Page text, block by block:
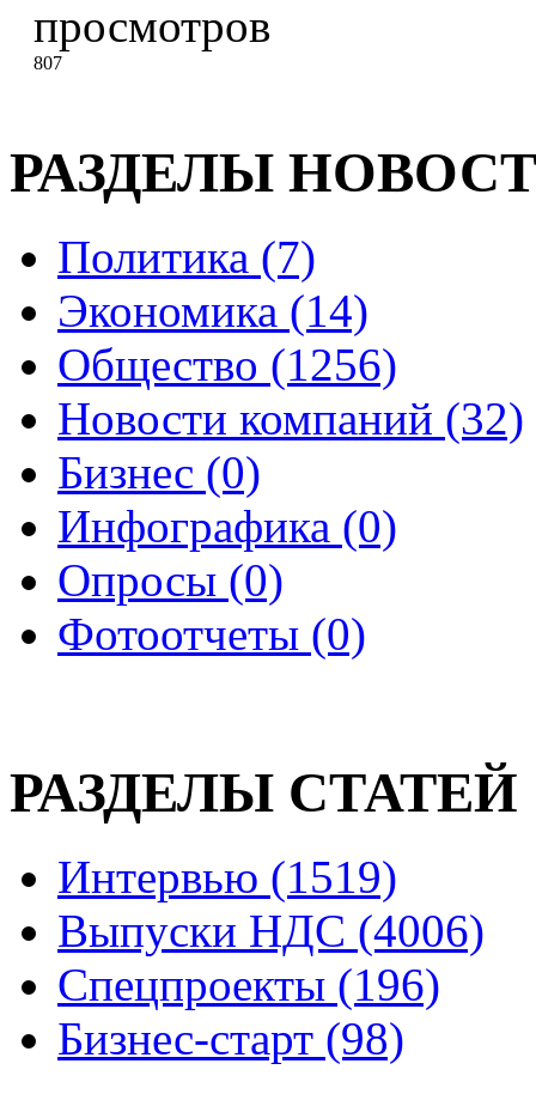
807
РАЗДЕЛЫ
Политика (7)
Экономика (14)
Общество (1256)
Новости компаний (32)
Бизнес (0)
Инфографика (0)
Опросы (0)
Фотоотчеты (0)
РАЗДЕЛЫ СТАТЕЙ
Интервью (1519)
Выпуски НДС (4006)
Спецпроекты (196)
Бизнес-старт (98)